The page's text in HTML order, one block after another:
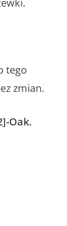
tego
zmian.
Oak.